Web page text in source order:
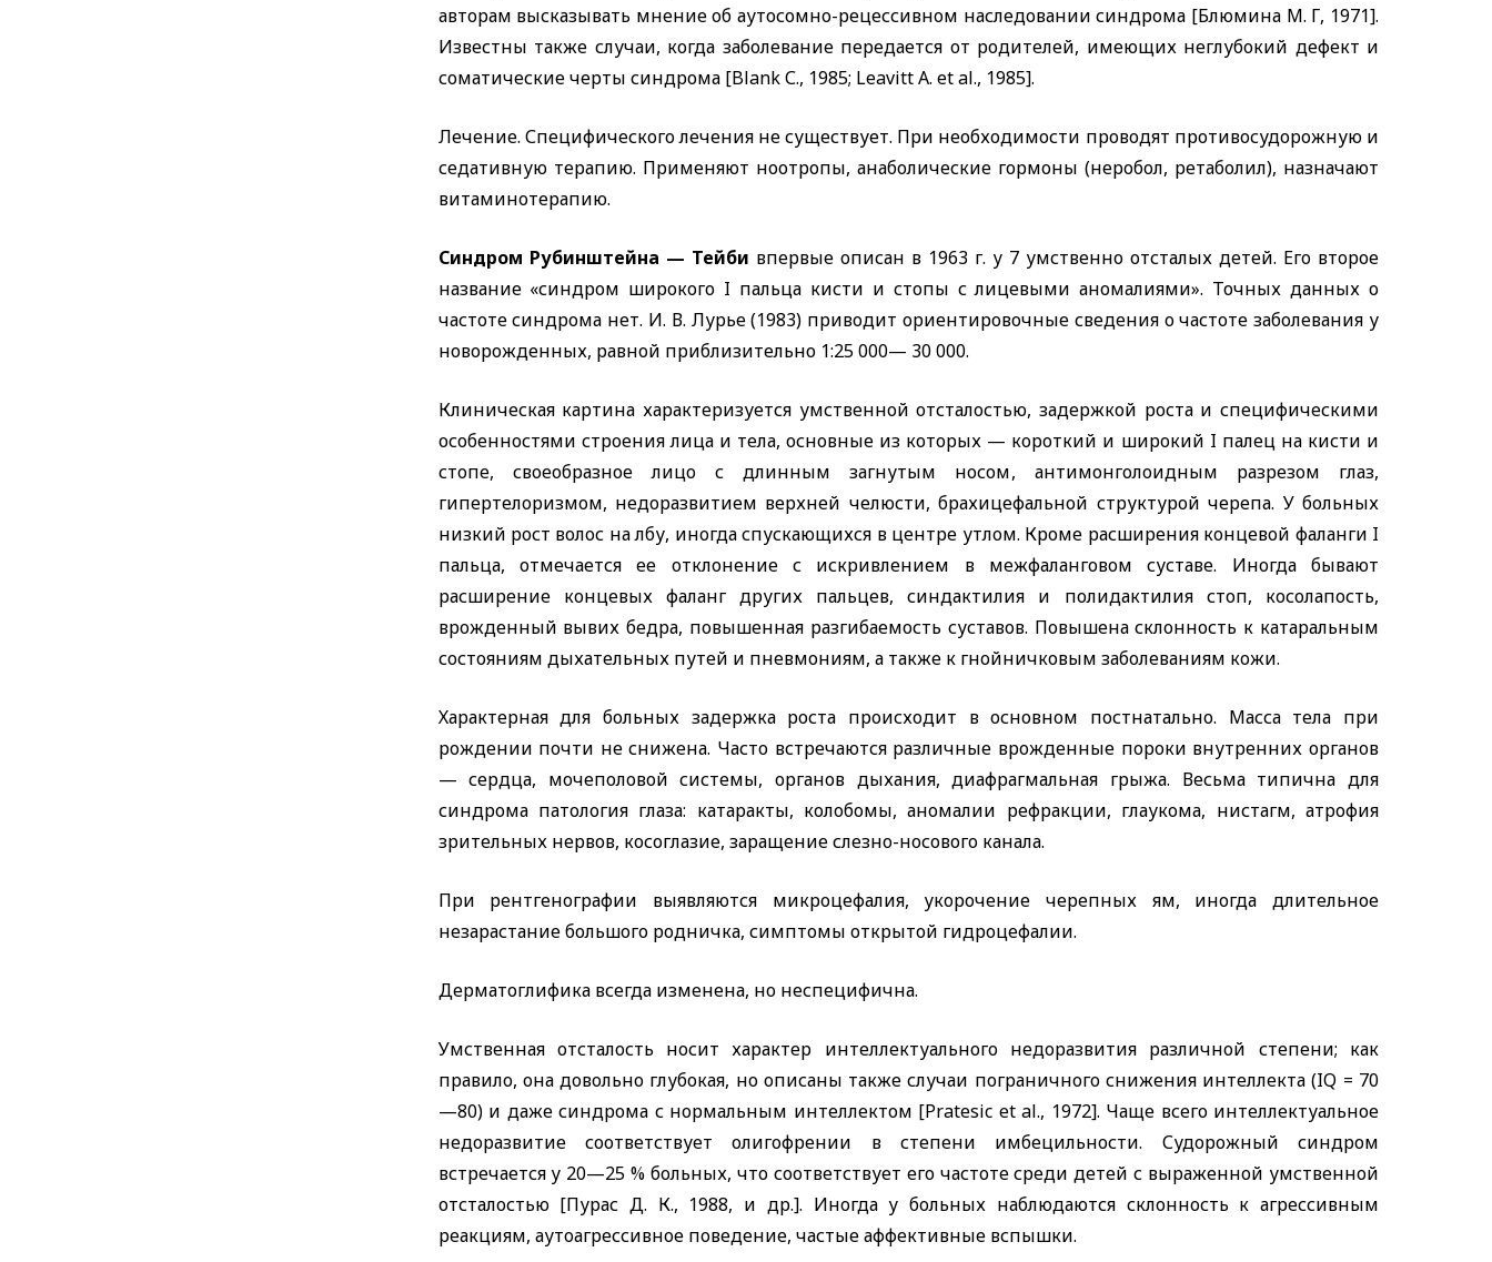
авторам высказывать мнение об аутосомно-рецессивном наследовании синдрома [Блюмина М. Г, 1971].
Известны также случаи, когда заболевание передается от родителей, имеющих неглубокий дефект и
соматические черты синдрома [BlankС., 1985; Leavitt A. et al., 1985].
Лечение. Специфического лечения не существует. При необходимости проводят противосудорожную и
седативную терапию. Применяют ноотропы, анаболические гормоны (неробол, ретаболил), назначают
витаминотерапию.
Синдром Рубинштейна — Тейби впервые описан в 1963 г. у 7 умственно отсталых детей. Его второе
название «синдром широкого I пальца кисти и стопы с лицевыми аномалиями». Точных данных о
частоте синдрома нет. И. В. Лурье (1983) приводит ориентировочные сведения о частоте заболевания у
новорожденных, равной приблизительно 1:25 000— 30 000.
Клиническая картина характеризуется умственной отсталостью, задержкой роста и специфическими
особенностями строения лица и тела, основные из которых — короткий и широкий I палец на кисти и
стопе, своеобразное лицо с длинным загнутым носом, антимонголоидным разрезом глаз,
гипертелоризмом, недоразвитием верхней челюсти, брахицефальной структурой черепа. У больных
низкий рост волос на лбу, иногда спускающихся в центре утлом. Кроме расширения концевой фаланги I
пальца, отмечается ее отклонение с искривлением в межфаланговом суставе. Иногда бывают
расширение концевых фаланг других пальцев, синдактилия и полидактилия стоп, косолапость,
врожденный вывих бедра, повышенная разгибаемость суставов. Повышена склонность к катаральным
состояниям дыхательных путей и пневмониям, а также к гнойничковым заболеваниям кожи.
Характерная для больных задержка роста происходит в основном постнатально. Масса тела при
рождении почти не снижена. Часто встречаются различные врожденные пороки внутренних органов
— сердца, мочеполовой системы, органов дыхания, диафрагмальная грыжа. Весьма типична для
синдрома патология глаза: катаракты, колобомы, аномалии рефракции, глаукома, нистагм, атрофия
зрительных нервов, косоглазие, заращение слезно-носового канала.
При рентгенографии выявляются микроцефалия, укорочение черепных ям, иногда длительное
незарастание большого родничка, симптомы открытой гидроцефалии.
Дерматоглифика всегда изменена, но неспецифична.
Умственная отсталость носит характер интеллектуального недоразвития различной степени; как
правило, она довольно глубокая, но описаны также случаи пограничного снижения интеллекта(IQ = 70
—80) и даже синдрома с нормальным интеллектом [Pratesic et al., 1972]. Чаще всего интеллектуальное
недоразвитие соответствует олигофрении в степени имбецильности. Судорожный синдром
встречается у 20—25 % больных, что соответствует его частоте среди детей с выраженной умственной
отсталостью [Пурас Д. К., 1988, и др.]. Иногда у больных наблюдаются склонность к агрессивным
реакциям, аутоагрессивное поведение, частые аффективные вспышки.